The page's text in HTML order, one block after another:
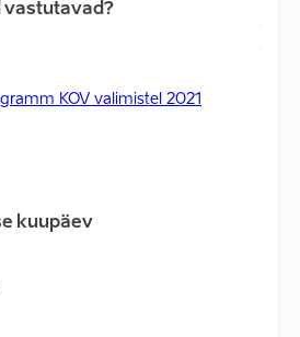
vastutavad?
KOV valimistel 2021
kuupäev